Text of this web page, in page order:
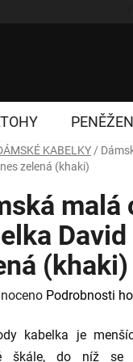
KABELKY /
zelená (khaki)
malá
(khaki)
Podrobnosti
kabelka je
škále, do níž se